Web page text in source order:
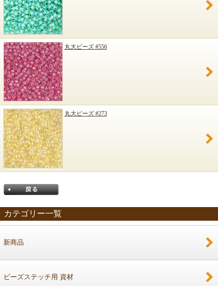
丸大ビーズ #556
丸大ビーズ #273
カテゴリー一覧
新商品
ビーズステッチ用 資材